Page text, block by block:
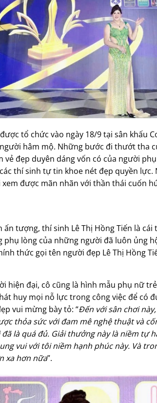
tổ chức vào ngày 18/9 tại sân khấu
hâm mộ. Những bước đi thướt tha
vẻ đẹp duyên dáng vốn có của người
thí sinh tự tin khoe nét đẹp quyền
được mãn nhãn với thần thái cuốn
tượng, thí sinh Lê Thị Hồng Tiến là
phụ lòng của những người đã luôn ủng
thức gọi tên người đẹp Lê Thị Hồng
hiện đại, cô cũng là hình mẫu phụ nữ
huy mọi nỗ lực trong công việc để có
vui mừng bày tỏ: “Đến với sân chơi
thỏa sức với đam mê nghệ thuật và
là quá đủ. Giải thưởng này là niềm tự
vui với tôi niềm hạnh phúc này. Và
xa hơn nữa”.